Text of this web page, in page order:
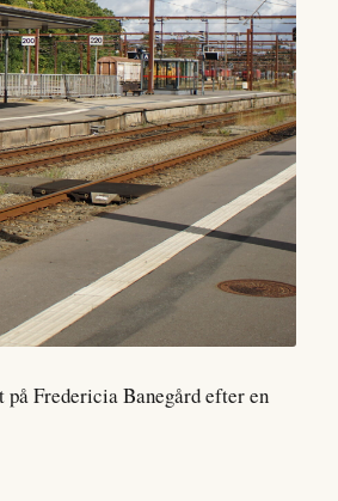
på Fredericia Banegård efter en